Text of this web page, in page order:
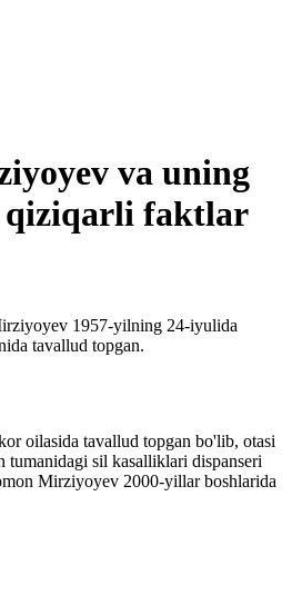
va uning
qiziqarli faktlar
1957-yilning 24-iyulida
tavallud topgan.
oilasida tavallud topgan bo'lib, otasi
sil kasalliklari dispanseri
Mirziyoyev 2000-yillar boshlarida